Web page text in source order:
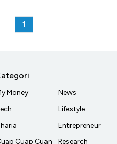
1
Money
Cuap Cuan
News
Lifestyle
Entrepreneur
Research